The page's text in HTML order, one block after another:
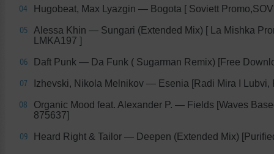
04 Hugobeat, Max Lyazgin — Bogota [ Soviett
05
Alessa Khin — Sungari (Extended Mix) [ La Mishka
LMKA197 ]
06 Daft Punk — Da Funk ( Sugarman Remix) [Free
07 Izhevski, Nikola Melnikov — Esenia [Radi Mira I Lubvi,
08
Organic Mood feat. Alexander P. — Fields [Waves
875637]
09 Heard Right & Tailor — Deepen (Extended Mix)